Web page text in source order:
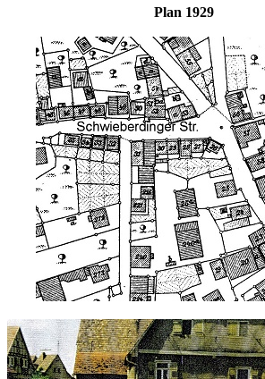
Plan 1929